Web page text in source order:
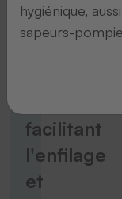
Vers le produit
facilitant
l'enfilage
et
hygiénique,
sapeurs-